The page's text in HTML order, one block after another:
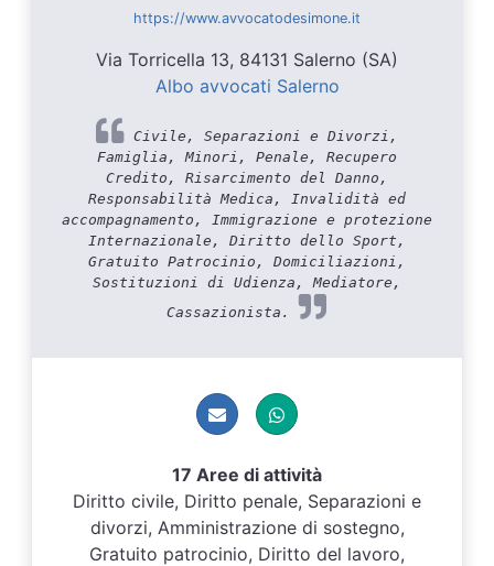
https://www.avvocatodesimone.it
Via Torricella 13, 84131 Salerno (SA)
Albo avvocati Salerno
Civile, Separazioni e Divorzi,
Famiglia, Minori, Penale, Recupero
Credito, Risarcimento del Danno,
Responsabilità Medica, Invalidità ed
accompagnamento, Immigrazione e protezione
Internazionale, Diritto dello Sport,
Gratuito Patrocinio, Domiciliazioni,
Sostituzioni di Udienza, Mediatore,
Cassazionista.
17 Aree di attività
Diritto civile, Diritto penale, Separazioni e
divorzi, Amministrazione di sostegno,
Gratuito patrocinio, Diritto del lavoro,